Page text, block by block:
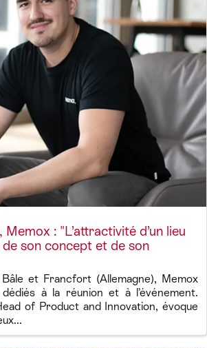
: "L’attractivité d’un lieu
son concept et de son
et Francfort (Allemagne), Memox
à la réunion et à l’événement.
of Product and Innovation, évoque